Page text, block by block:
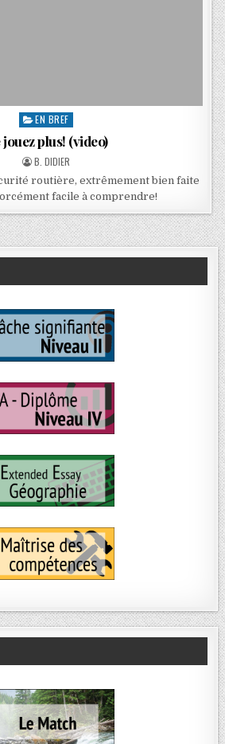
EN BREF
jouez plus! (video)
B. DIDIER
routière, extrêmement bien faite
facile à comprendre!